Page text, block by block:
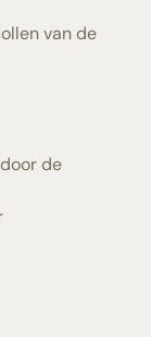
van de
de